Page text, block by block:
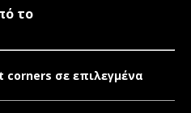
το
corners σε επιλεγμένα